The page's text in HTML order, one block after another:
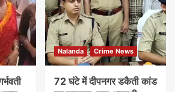
Nalanda Crime News
72 घंटे में दीपनगर डकैती कांड